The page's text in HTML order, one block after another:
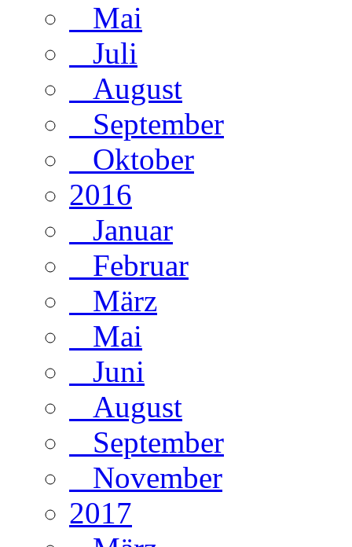
Mai
Juli
August
September
Oktober
2016
Januar
Februar
März
Mai
Juni
August
September
November
2017